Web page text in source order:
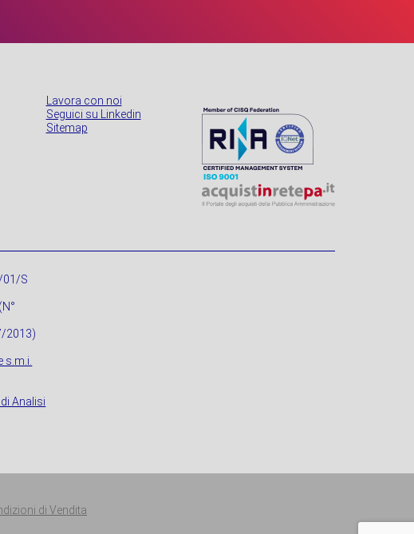
Lavora con noi
Seguici su Linkedin
Sitemap
01/S
2013)
s.m.i.
Analisi
di Vendita